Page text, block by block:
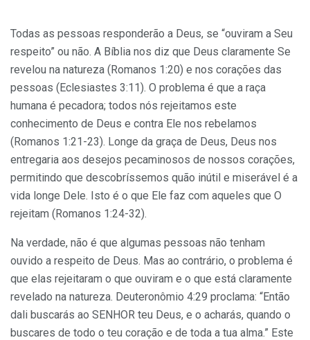
Todas as pessoas responderão a Deus, se “ouviram a Seu
respeito” ou não. A Bíblia nos diz que Deus claramente Se
revelou na natureza (Romanos 1:20) e nos corações das
pessoas (Eclesiastes 3:11). O problema é que a raça
humana é pecadora; todos nós rejeitamos este
conhecimento de Deus e contra Ele nos rebelamos
(Romanos 1:21-23). Longe da graça de Deus, Deus nos
entregaria aos desejos pecaminosos de nossos corações,
permitindo que descobríssemos quão inútil e miserável é a
vida longe Dele. Isto é o que Ele faz com aqueles que O
rejeitam (Romanos 1:24-32).
Na verdade, não é que algumas pessoas não tenham
ouvido a respeito de Deus. Mas ao contrário, o problema é
que elas rejeitaram o que ouviram e o que está claramente
revelado na natureza. Deuteronômio 4:29 proclama: “Então
dali buscarás ao SENHOR teu Deus, e o acharás, quando o
buscares de todo o teu coração e de toda a tua alma.” Este